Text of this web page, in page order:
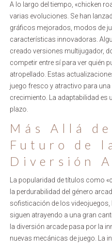
A lo largo del tiempo, «chicken
varias evoluciones. Se han
gráficos mejorados, modos de
características innovadoras.
creado versiones multijugador,
competir entre sí para ver quién
atropellado. Estas
juego fresco y atractivo para
crecimiento. La adaptabilidad es
plazo.
Más Allá
Futuro de
Diversión
La popularidad de títulos como
la perdurabilidad del género
sofisticación de los
siguen atrayendo a una gran
la diversión arcade pasa por la
nuevas mecánicas de juego. La